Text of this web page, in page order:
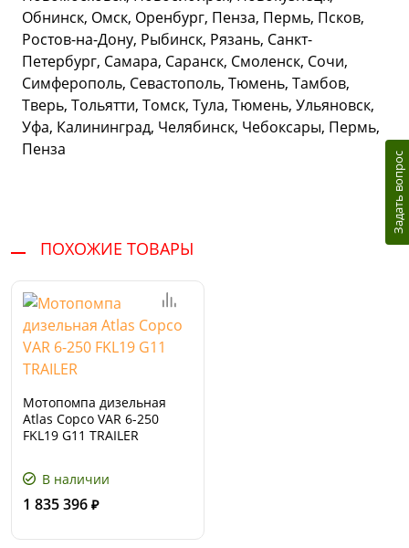
Обнинск, Омск, Оренбург, Пенза, Пермь, Псков,
Ростов-на-Дону, Рыбинск, Рязань, Санкт-
Петербург, Самара, Саранск, Смоленск, Сочи,
Симферополь, Севастополь, Тюмень, Тамбов,
Тверь, Тольятти, Томск, Тула, Тюмень, Ульяновск,
Уфа, Калининград, Челябинск, Чебоксары, Пермь,
Пенза
ПОХОЖИЕ ТОВАРЫ
Мотопомпа дизельная
Atlas Copco VAR 6-250
FKL19 G11 TRAILER
В наличии
1 835 396 ₽
Задать вопрос